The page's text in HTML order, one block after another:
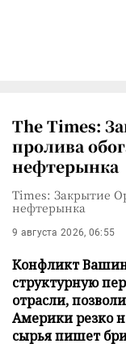
The Times:
пролива
нефтерынка
Times: Закрытие
нефтерынка
9 августа 2026, 06:55
Конфликт
структурную
отрасли,
Америки резко
сырья пишет